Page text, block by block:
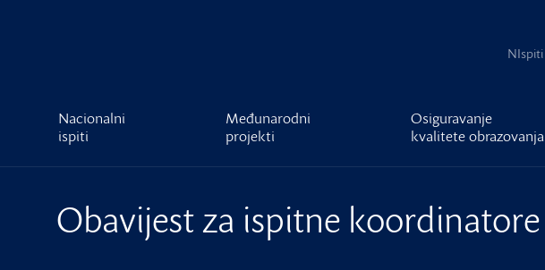
NIspiti
Nacionalni
ispiti
Međunarodni
projekti
Osiguravanje
kvalitete obrazovanja
Obavijest za ispitne koordinatore